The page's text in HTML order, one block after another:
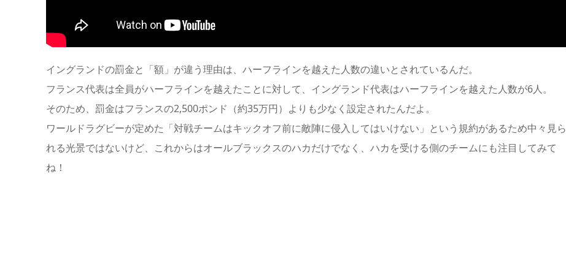
イングランドの罰金と「額」が違う理由は、 ハーフラインを越えた人数の違いとされているんだ。
フランス代表は全員がハーフラインを越えたことに対して、イングランド代表はハーフラインを越えた人数が6人。
そのため、罰金はフランスの2,500ポンド（約35万円）よりも少なく設定されたんだよ。
ワールドラグビーが定めた「対戦チームはキックオフ前に敵陣に侵入してはいけない」という規約があるため中々見ら
れる光景ではないけど、これからはオールブラックスのハカだけでなく、 ハカを受ける側のチームにも注目してみて
ね！